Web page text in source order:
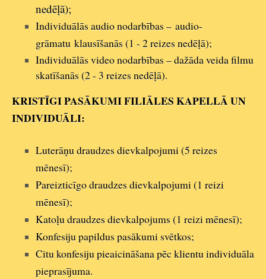
nedēļā);
Individuālās audio nodarbības – audio-
grāmatu klausīšanās (1 - 2 reizes nedēļā);
Individuālās video nodarbības – dažāda veida filmu
skatīšanās (2 - 3 reizes nedēļā).
KRISTĪGI PASĀKUMI FILIĀLES KAPELLĀ UN
INDIVIDUĀLI:
Luterāņu draudzes dievkalpojumi(5 reizes
mēnesī);
Pareizticīgo draudzes dievkalpojumi(1 reizi
mēnesī);
Katoļu draudzes dievkalpojums (1 reizi mēnesī);
Konfesiju papildus pasākumi svētkos;
Citu konfesiju pieaicināšana pēc klientu individuāla
pieprasījuma.